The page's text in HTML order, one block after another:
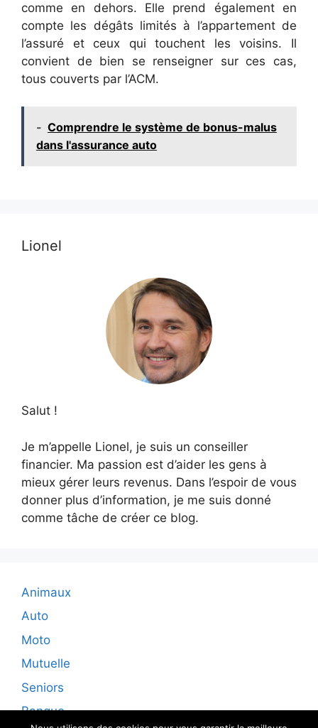
comme en dehors. Elle prend également en
compte les dégâts limités à l’appartement de
l’assuré et ceux qui touchent les voisins. Il
convient de bien se renseigner sur ces cas,
tous couverts par l’ACM.
- Comprendre le système de bonus-malus
dans l'assurance auto
Lionel
Salut !
Je m’appelle Lionel, je suis un conseiller
financier. Ma passion est d’aider les gens à
mieux gérer leurs revenus. Dans l’espoir de vous
donner plus d’information, je me suis donné
comme tâche de créer ce blog.
Animaux
Auto
Moto
Mutuelle
Seniors
Banque